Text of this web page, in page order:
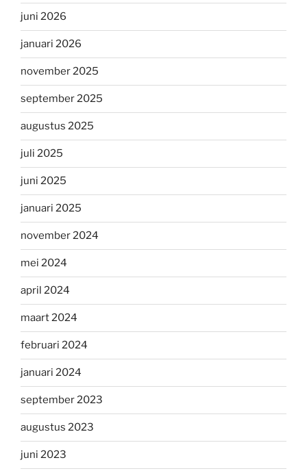
juni 2026
januari 2026
november 2025
september 2025
augustus 2025
juli 2025
juni 2025
januari 2025
november 2024
mei 2024
april 2024
maart 2024
februari 2024
januari 2024
september 2023
augustus 2023
juni 2023